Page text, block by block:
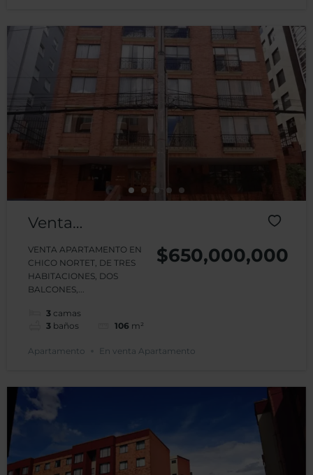
Venta
Apartamento
Chico Norte
Américas III
VENTA APARTAMENTO EN
CHICO NORTET, DE TRES
HABITACIONES, DOS
BALCONES,...
3 camas
3 baños 106 m²
$650,000,000
Apartamento En venta Apartamento